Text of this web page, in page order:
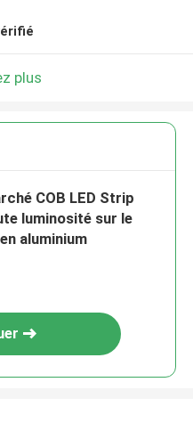
plus
COB LED Strip
luminosité sur le
aluminium